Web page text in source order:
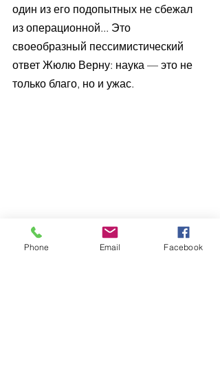
один из его подопытных не сбежал
из операционной... Это
своеобразный пессимистический
ответ Жюлю Верну: наука — это не
только благо, но и ужас.
Phone Email Facebook